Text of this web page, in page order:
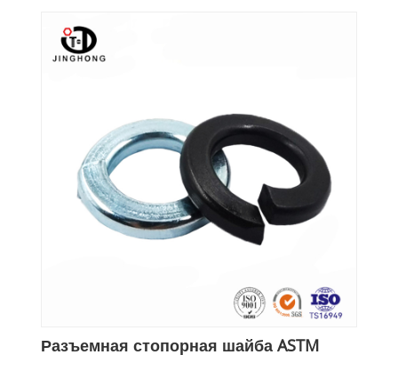
Разъемная стопорная шайба ASTM